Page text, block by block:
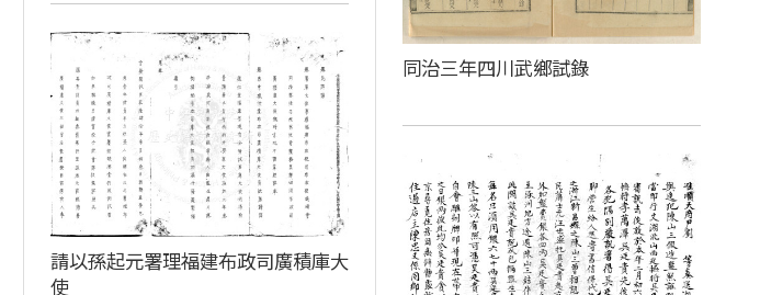
同治三年四川武鄉試錄
請以孫起元署理福建布政司廣積庫大
使